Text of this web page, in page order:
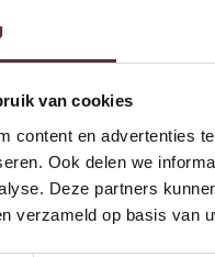
van cookies
content en advertenties
Ook delen we
Deze partners
verzameld op basis van